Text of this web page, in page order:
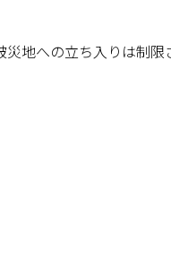
地への立ち入りは制